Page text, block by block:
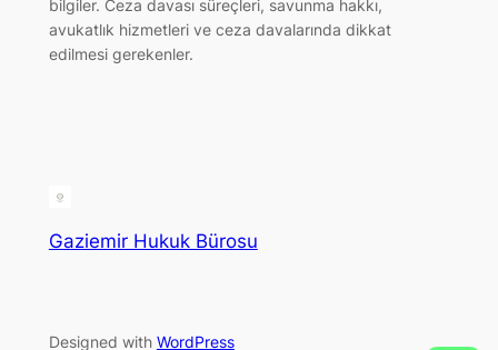
bilgiler. Ceza davası süreçleri, savunma hakkı,
avukatlık hizmetleri ve ceza davalarında dikkat
edilmesi gerekenler.
Gaziemir Hukuk Bürosu
Designed with WordPress